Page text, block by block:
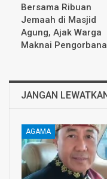
Bersama Ribuan
Jemaah di Masjid
Agung, Ajak Warga
Maknai
JANGAN
AGAMA